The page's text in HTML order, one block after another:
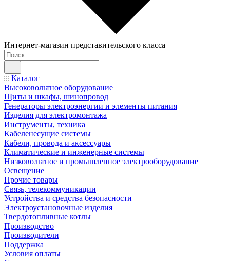
Интернет-магазин представительского класса
Каталог
Высоковольтное оборудование
Щиты и шкафы, шинопровод
Генераторы электроэнергии и элементы питания
Изделия для электромонтажа
Инструменты, техника
Кабеленесущие системы
Кабели, провода и аксессуары
Климатические и инженерные системы
Низковольтное и промышленное электрооборудование
Освещение
Прочие товары
Связь, телекоммуникации
Устройства и средства безопасности
Электроустановочные изделия
Твердотопливные котлы
Производство
Производители
Поддержка
Условия оплаты